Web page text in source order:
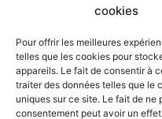
cookies
Pour offrir les meilleures
telles que les cookies pour
appareils. Le fait de consentir à
traiter des données telles que le
uniques sur ce site. Le fait de ne
consentement peut avoir un
20 rue
33185 Le
Haillan –
FRANCE